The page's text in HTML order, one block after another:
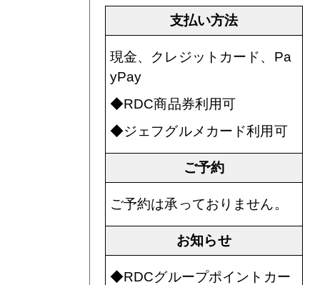
支払い方法
現金、クレジットカード、Pa
yPay
◆RDC商品券利用可
◆ジェフグルメカード利用可
ご予約
ご予約は承っておりません。
お知らせ
◆RDCグループポイントカー